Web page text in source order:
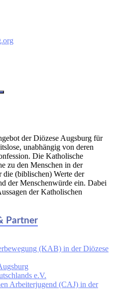
der Diözese Augsburg für
unabhängig von deren
Die Katholische
zu den Menschen in der
(biblischen) Werte der
der Menschenwürde ein. Dabei
der Katholischen
Partner
(KAB) in der Diözese
e.V.
Arbeiterjugend (CAJ) in der